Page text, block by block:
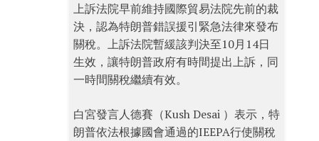
上訴法院早前維持國際貿易法院先前的裁
決，認為特朗普錯誤援引緊急法律來發布
關稅。上訴法院暫緩該判決至10月14日
生效，讓特朗普政府有時間提出上訴，同
一時間關稅繼續有效。
白宮發言人德賽（Kush Desai ）表示，特
朗普依法根據國會通過的IEEPA行使關稅